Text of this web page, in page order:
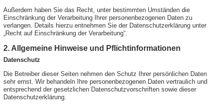
Außerdem haben Sie das Recht, unter bestimmten Umständen die
Einschränkung der Verarbeitung Ihrer personenbezogenen Daten zu
verlangen. Details hierzu entnehmen Sie der Datenschutzerklärung unter
„Recht auf Einschränkung der Verarbeitung“.
2. Allgemeine Hinweise und Pflichtinformationen
Datenschutz
Die Betreiber dieser Seiten nehmen den Schutz Ihrer persönlichen Daten
sehr ernst. Wir behandeln Ihre personenbezogenen Daten vertraulich und
entsprechend der gesetzlichen Datenschutzvorschriften sowie dieser
Datenschutzerklärung.